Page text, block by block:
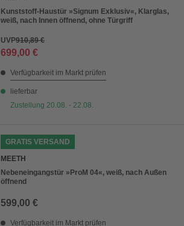
Kunststoff-Haustür »Signum Exklusiv«, Klarglas,
weiß, nach Innen öffnend, ohne Türgriff
UVP910,89 €
699,00 €
Verfügbarkeit im Markt prüfen
lieferbar
Zustellung 20.08. - 22.08.
GRATIS VERSAND
MEETH
Nebeneingangstür »ProM 04«, weiß, nach Außen
öffnend
599,00 €
Verfügbarkeit im Markt prüfen